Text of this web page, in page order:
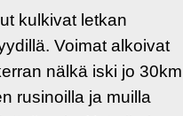
kulkivat letkan
Voimat alkoivat
nälkä iski jo 30km
rusinoilla ja muilla